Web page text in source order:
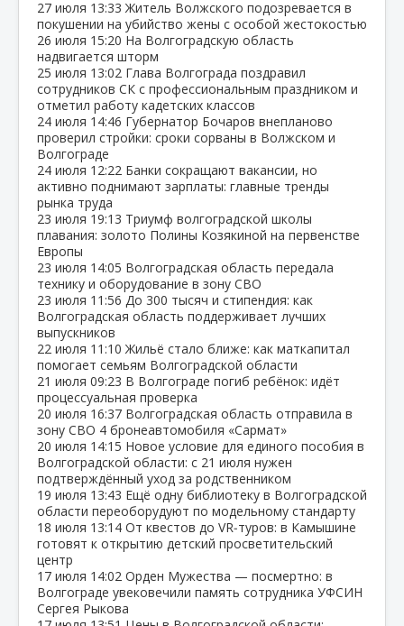
27 июля 13:33 Житель Волжского подозревается в
покушении на убийство жены с особой жестокостью
26 июля 15:20 На Волгоградскую область
надвигается шторм
25 июля 13:02 Глава Волгограда поздравил
сотрудников СК с профессиональным праздником и
отметил работу кадетских классов
24 июля 14:46 Губернатор Бочаров внепланово
проверил стройки: сроки сорваны в Волжском и
Волгограде
24 июля 12:22 Банки сокращают вакансии, но
активно поднимают зарплаты: главные тренды
рынка труда
23 июля 19:13 Триумф волгоградской школы
плавания: золото Полины Козякиной на первенстве
Европы
23 июля 14:05 Волгоградская область передала
технику и оборудование в зону СВО
23 июля 11:56 До 300 тысяч и стипендия: как
Волгоградская область поддерживает лучших
выпускников
22 июля 11:10 Жильё стало ближе: как маткапитал
помогает семьям Волгоградской области
21 июля 09:23 В Волгограде погиб ребёнок: идёт
процессуальная проверка
20 июля 16:37 Волгоградская область отправила в
зону СВО 4 бронеавтомобиля «Сармат»
20 июля 14:15 Новое условие для единого пособия в
Волгоградской области: с 21 июля нужен
подтверждённый уход за родственником
19 июля 13:43 Ещё одну библиотеку в Волгоградской
области переоборудуют по модельному стандарту
18 июля 13:14 От квестов до VR‑туров: в Камышине
готовят к открытию детский просветительский
центр
17 июля 14:02 Орден Мужества — посмертно: в
Волгограде увековечили память сотрудника УФСИН
Сергея Рыкова